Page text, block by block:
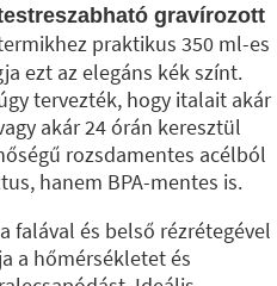
gravírozott
praktikus 350 ml-es
ezt az elegáns kék színt.
tervezték, hogy italait akár
akár 24 órán keresztül
rozsdamentes acélból
hanem BPA-mentes is.
falával és belső rézrétegével
a hőmérsékletet és